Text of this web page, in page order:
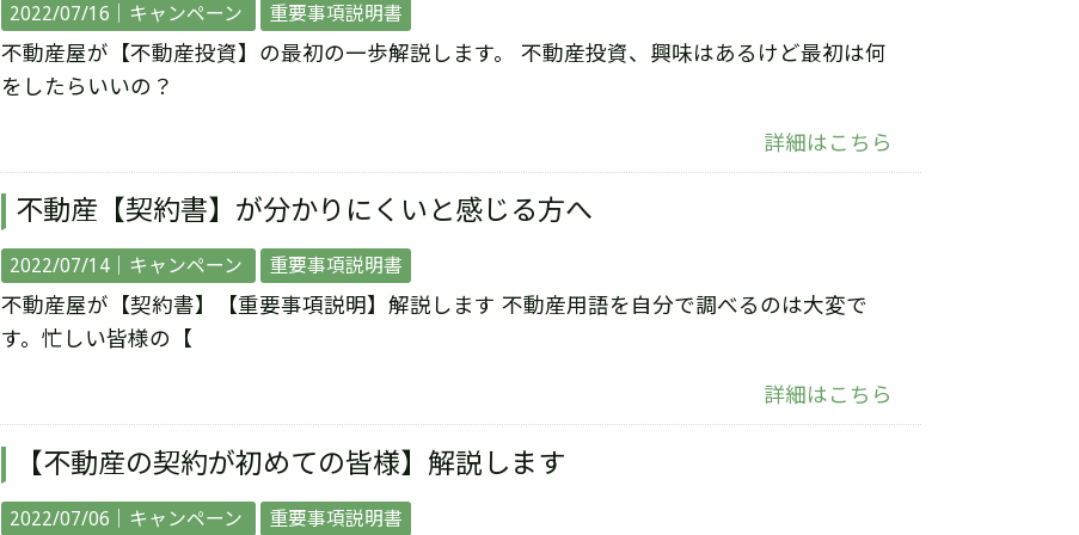
2022/07/16｜ キャンペーン 重要事項説明書
不動産屋が【不動産投資】の最初の一歩解説します。 不動産投資、興味はあるけど最初は何
をしたらいいの？
詳細はこちら
不動産【契約書】が分かりにくいと感じる方へ
2022/07/14｜ キャンペーン 重要事項説明書
不動産屋が【契約書】【重要事項説明】解説します 不動産用語を自分で調べるのは大変で
す。忙しい皆様の【
詳細はこちら
【不動産の契約が初めての皆様】解説します
2022/07/06｜ キャンペーン 重要事項説明書